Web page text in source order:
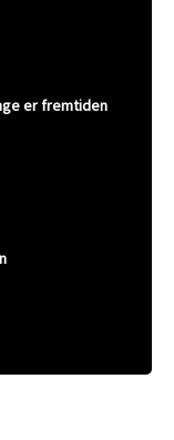
er fremtiden